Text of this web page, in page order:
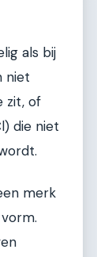
als bij
niet
zit, of
die niet
merk